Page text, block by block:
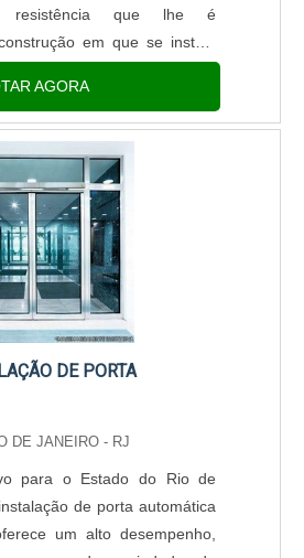
que lhe é
em que se instala
c....
AGORA
DE PORTA
DE JANEIRO - RJ
para o Estado do Rio de
de porta automática
um alto desempenho,